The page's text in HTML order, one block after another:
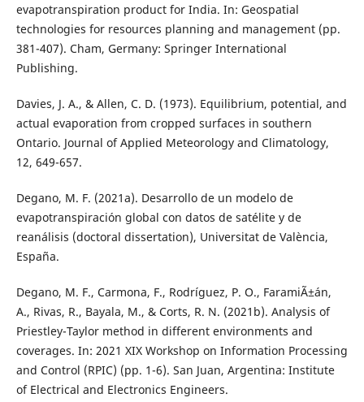
evapotranspiration product for India. In: Geospatial
technologies for resources planning and management (pp.
381-407). Cham, Germany: Springer International
Publishing.
Davies, J. A., & Allen, C. D. (1973). Equilibrium, potential, and
actual evaporation from cropped surfaces in southern
Ontario. Journal of Applied Meteorology and Climatology,
12, 649-657.
Degano, M. F. (2021a). Desarrollo de un modelo de
evapotranspiración global con datos de satélite y de
reanálisis (doctoral dissertation), Universitat de València,
España.
Degano, M. F., Carmona, F., Rodríguez, P. O., FaramiÃ±án,
A., Rivas, R., Bayala, M., & Corts, R. N. (2021b). Analysis of
Priestley-Taylor method in different environments and
coverages. In: 2021 XIX Workshop on Information Processing
and Control (RPIC) (pp. 1-6). San Juan, Argentina: Institute
of Electrical and Electronics Engineers.